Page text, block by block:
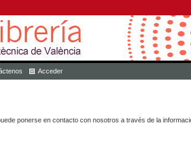
Acceder
ponerse en contacto con nosotros a través de la